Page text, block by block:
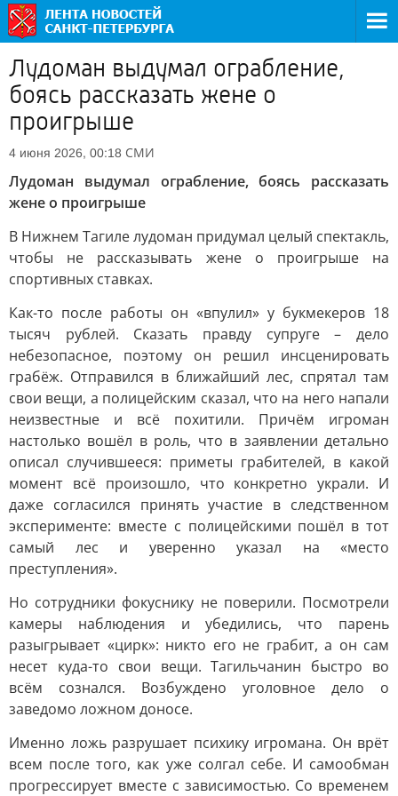
Лудоман выдумал ограбление,
боясь рассказать жене о
проигрыше
4 июня 2026, 00:18 СМИ
Лудоман выдумал ограбление, боясь рассказать
жене о проигрыше
В Нижнем Тагиле лудоман придумал целый спектакль,
чтобы не рассказывать жене о проигрыше на
спортивных ставках.
Как-то после работы он «впулил» у букмекеров 18
тысяч рублей. Сказать правду супруге – дело
небезопасное, поэтому он решил инсценировать
грабёж. Отправился в ближайший лес, спрятал там
свои вещи, а полицейским сказал, что на него напали
неизвестные и всё похитили. Причём игроман
настолько вошёл в роль, что в заявлении детально
описал случившееся: приметы грабителей, в какой
момент всё произошло, что конкретно украли. И
даже согласился принять участие в следственном
эксперименте: вместе с полицейскими пошёл в тот
самый лес и уверенно указал на «место
преступления».
Но сотрудники фокуснику не поверили. Посмотрели
камеры наблюдения и убедились, что парень
разыгрывает «цирк»: никто его не грабит, а он сам
несет куда-то свои вещи. Тагильчанин быстро во
всём сознался. Возбуждено уголовное дело о
заведомо ложном доносе.
Именно ложь разрушает психику игромана. Он врёт
всем после того, как уже солгал себе. И самообман
прогрессирует вместе с зависимостью. Со временем